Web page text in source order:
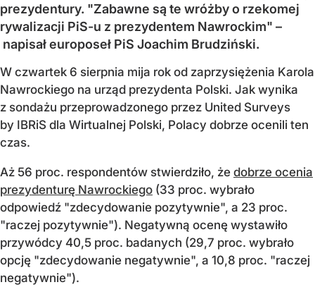
prezydentury. "Zabawne są te wróżby o rzekomej
rywalizacji PiS-u z prezydentem Nawrockim" –
napisał europoseł PiS Joachim Brudziński.
W czwartek 6 sierpnia mija rok od zaprzysiężenia Karola
Nawrockiego na urząd prezydenta Polski. Jak wynika
z sondażu przeprowadzonego przez United Surveys
by IBRiS dla Wirtualnej Polski, Polacy dobrze ocenili ten
czas.
Aż 56 proc. respondentów stwierdziło, że dobrze ocenia
prezydenturę Nawrockiego (33 proc. wybrało
odpowiedź "zdecydowanie pozytywnie", a 23 proc.
"raczej pozytywnie"). Negatywną ocenę wystawiło
przywódcy 40,5 proc. badanych (29,7 proc. wybrało
opcję "zdecydowanie negatywnie", a 10,8 proc. "raczej
negatywnie").